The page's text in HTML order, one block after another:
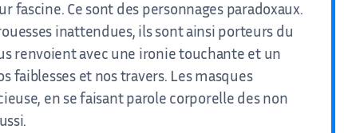
Ce sont des personnages paradoxaux.
inattendues, ils sont ainsi porteurs du
renvoient avec une ironie touchante et un
faiblesses et nos travers. Les masques
en se faisant parole corporelle des non